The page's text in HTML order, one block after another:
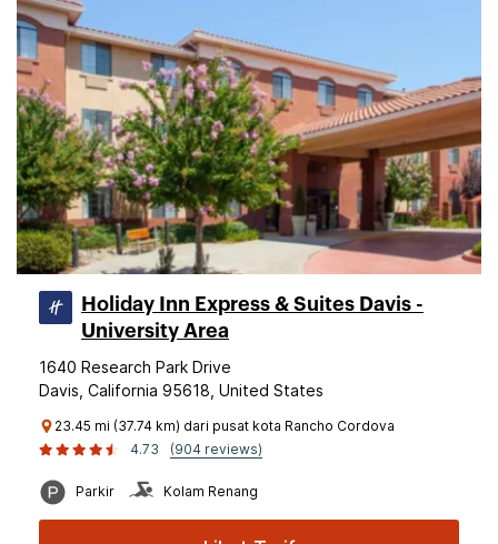
Holiday Inn Express & Suites Davis -
University Area
1640 Research Park Drive
Davis, California 95618, United States
23.45 mi (37.74 km) dari pusat kota Rancho Cordova
4.73
(904 reviews)
Parkir Kolam Renang